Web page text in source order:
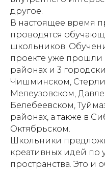
другое.
В настоящее время
проводятся
школьников.
проекте уже
районах и 3
Чишминском,
Мелеузовском,
Белебеевском,
районах, а также в
Октябрьском.
Школьники
креативных идей
пространства. Это и